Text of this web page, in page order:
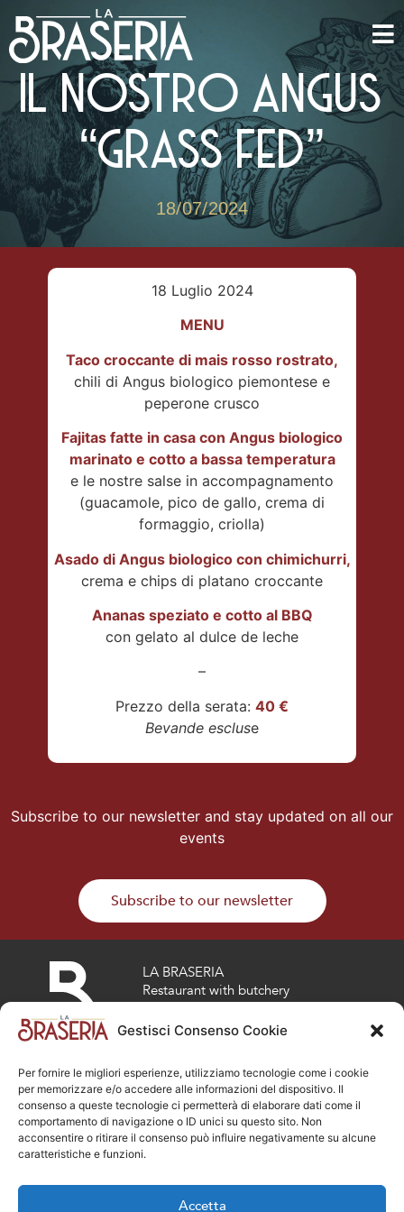
Gestisci Consenso Cookie
Per fornire le migliori esperienze, utilizziamo tecnologie come i cookie
per memorizzare e/o accedere alle informazioni del dispositivo. Il
consenso a queste tecnologie ci permetterà di elaborare dati come il
comportamento di navigazione o ID unici su questo sito. Non
acconsentire o ritirare il consenso può influire negativamente su alcune
caratteristiche e funzioni.
Accetta
IL NOSTRO ANGUS
“GRASS FED”
18/07/2024
18 Luglio 2024
MENU
Taco croccante di mais rosso rostrato,
chili di Angus biologico piemontese e
peperone crusco
Fajitas fatte in casa con Angus biologico
marinato e cotto a bassa temperatura
e le nostre salse in accompagnamento
(guacamole, pico de gallo, crema di
formaggio, criolla)
Asado di Angus biologico con chimichurri,
crema e chips di platano croccante
Ananas speziato e cotto al BBQ
con gelato al dulce de leche
–
Prezzo della serata: 40 €
Bevande escluse
Subscribe to our newsletter and stay updated on all our
events
Subscribe to our newsletter
LA BRASERIA
Restaurant with butchery
Osio Sotto (BG)
info@la-braseria.com
opening hours
LA BRASERIA ON THE ROAD
Via Mazzini 13, Dalmine (BG)